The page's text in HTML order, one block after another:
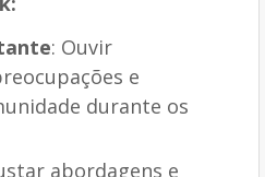
: Ouvir
e
durante os
abordagens e